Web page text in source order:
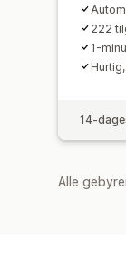
222
1-
14-
Alle